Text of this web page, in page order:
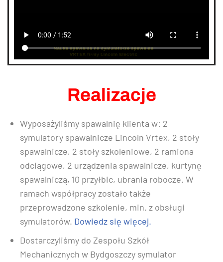
Realizacje
Wyposażyliśmy spawalnię klienta w: 2
symulatory spawalnicze Lincoln Vrtex, 2 stoły
spawalnicze, 2 stoły szkoleniowe, 2 ramiona
odciągowe, 2 urządzenia spawalnicze, kurtynę
spawalniczą, 10 przyłbic, ubrania robocze. W
ramach współpracy zostało także
przeprowadzone szkolenie, min. z obsługi
symulatorów. Dowiedz się więcej.
Dostarczyliśmy do Zespołu Szkół
Mechanicznych w Bydgoszczy symulator